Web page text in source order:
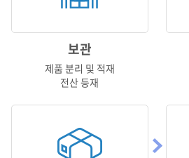
보관
제품 분리 및 적재
전산 등재